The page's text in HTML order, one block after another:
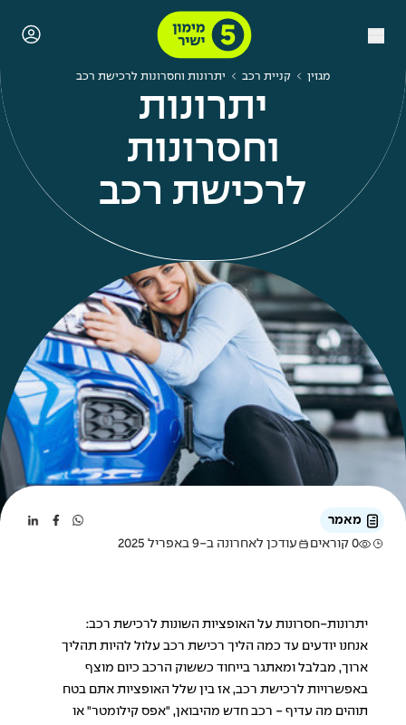
מגזין קניית רכב יתרונות וחסרונות לרכישת רכב
יתרונות
וחסרונות
לרכישת רכב
מאמר
0 קוראים
עודכן לאחרונה ב-9 באפריל 2025
יתרונות-חסרונות על האופציות השונות לרכישת רכב:
אנחנו יודעים עד כמה הליך רכישת רכב עלול להיות תהליך
ארוך, מבלבל ומאתגר בייחוד כששוק הרכב כיום מוצף
באפשרויות לרכישת רכב, אז בין שלל האופציות אתם בטח
תוהים מה עדיף - רכב חדש מהיבואן, "אפס קילומטר" או